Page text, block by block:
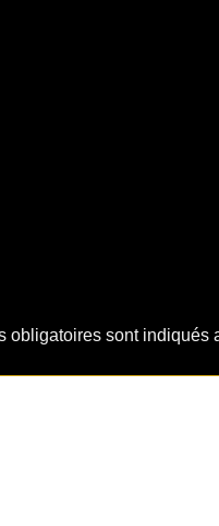
obligatoires sont indiqués